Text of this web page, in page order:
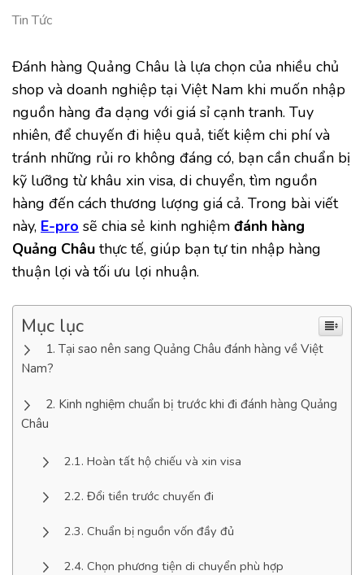
Tin Tức
Đánh hàng Quảng Châu là lựa chọn của nhiều chủ
shop và doanh nghiệp tại Việt Nam khi muốn nhập
nguồn hàng đa dạng với giá sỉ cạnh tranh. Tuy
nhiên, để chuyến đi hiệu quả, tiết kiệm chi phí và
tránh những rủi ro không đáng có, bạn cần chuẩn bị
kỹ lưỡng từ khâu xin visa, di chuyển, tìm nguồn
hàng đến cách thương lượng giá cả. Trong bài viết
này, E-pro sẽ chia sẻ kinh nghiệm đánh hàng
Quảng Châu thực tế, giúp bạn tự tin nhập hàng
thuận lợi và tối ưu lợi nhuận.
Mục lục
Tại sao nên sang Quảng Châu đánh hàng về Việt
Nam?
Kinh nghiệm chuẩn bị trước khi đi đánh hàng Quảng
Châu
Hoàn tất hộ chiếu và xin visa
Đổi tiền trước chuyến đi
Chuẩn bị nguồn vốn đầy đủ
Chọn phương tiện di chuyển phù hợp